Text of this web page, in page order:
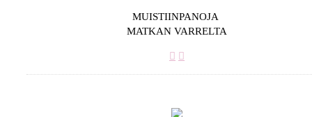
MUISTIINPANOJA
MATKAN VARRELTA